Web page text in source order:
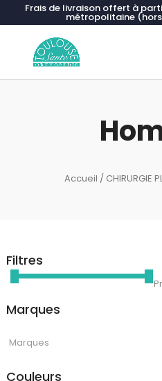
Frais de livraison offert à
métropolitaine (hors
Accueil / CHIRURGIE
Filtres
Marques
Couleurs